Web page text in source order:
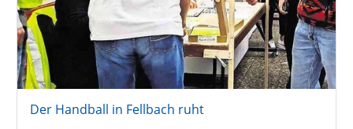
Der Handball in Fellbach ruht